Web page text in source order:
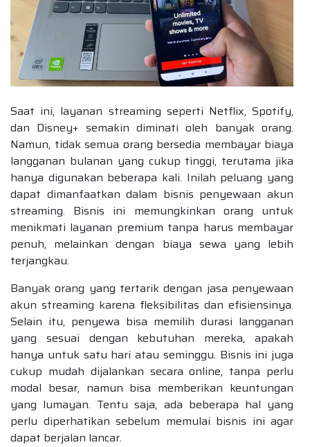
Saat ini, layanan streaming seperti Netflix, Spotify,
dan Disney+ semakin diminati oleh banyak orang.
Namun, tidak semua orang bersedia membayar biaya
langganan bulanan yang cukup tinggi, terutama jika
hanya digunakan beberapa kali. Inilah peluang yang
dapat dimanfaatkan dalam bisnis penyewaan akun
streaming. Bisnis ini memungkinkan orang untuk
menikmati layanan premium tanpa harus membayar
penuh, melainkan dengan biaya sewa yang lebih
terjangkau.
Banyak orang yang tertarik dengan jasa penyewaan
akun streaming karena fleksibilitas dan efisiensinya.
Selain itu, penyewa bisa memilih durasi langganan
yang sesuai dengan kebutuhan mereka, apakah
hanya untuk satu hari atau seminggu. Bisnis ini juga
cukup mudah dijalankan secara online, tanpa perlu
modal besar, namun bisa memberikan keuntungan
yang lumayan. Tentu saja, ada beberapa hal yang
perlu diperhatikan sebelum memulai bisnis ini agar
dapat berjalan lancar.